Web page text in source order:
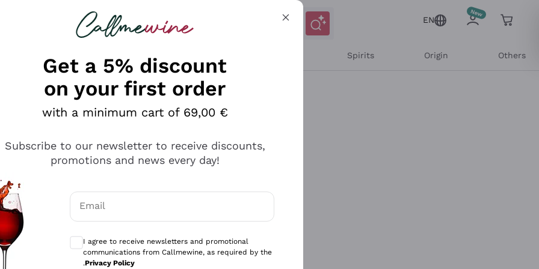
looking for
EN
Spirits Origin Others
Get a 5% discount
on your first order
with a minimum cart of 69,00 €
Subscribe to our newsletter to receive discounts,
promotions and news every day!
Email
I agree to receive newsletters and promotional
communications from Callmewine, as required by the
.Privacy Policy